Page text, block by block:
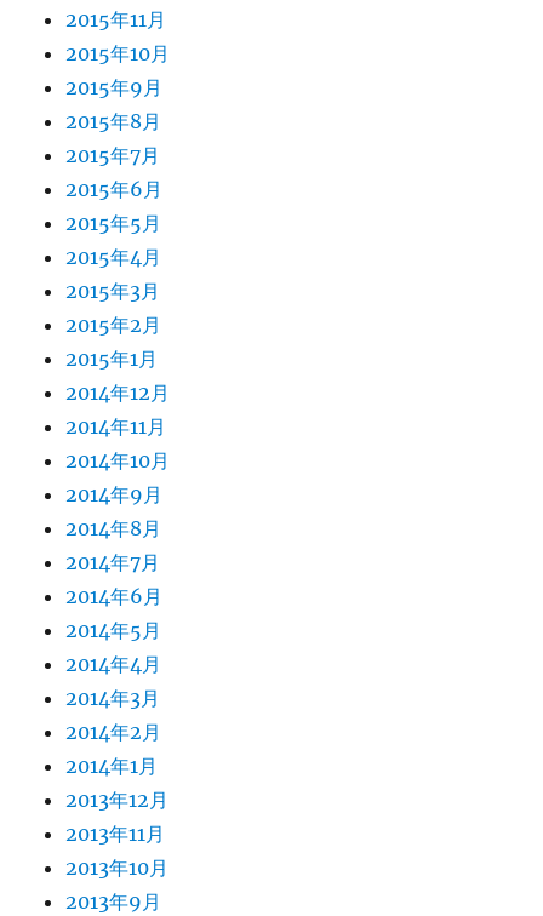
2015年11月
2015年10月
2015年9月
2015年8月
2015年7月
2015年6月
2015年5月
2015年4月
2015年3月
2015年2月
2015年1月
2014年12月
2014年11月
2014年10月
2014年9月
2014年8月
2014年7月
2014年6月
2014年5月
2014年4月
2014年3月
2014年2月
2014年1月
2013年12月
2013年11月
2013年10月
2013年9月